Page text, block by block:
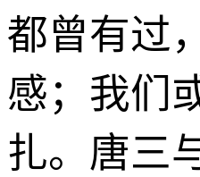
都曾有过
感；我们
扎。唐三